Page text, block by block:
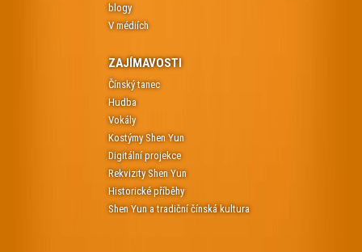
blogy
V médiích
ZAJÍMAVOSTI
Čínský tanec
Hudba
Vokály
Kostýmy Shen Yun
Digitální projekce
Rekvizity Shen Yun
Historické příběhy
Shen Yun a tradiční čínská kultura